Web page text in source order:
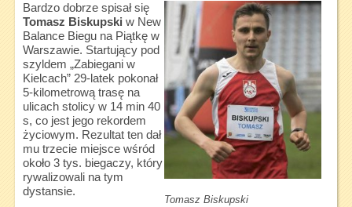
Tomasz Biskupski
Bardzo dobrze spisał się
Tomasz Biskupski w New
Balance Biegu na Piątkę w
Warszawie. Startujący pod
szyldem „Zabiegani w
Kielcach” 29-latek pokonał
5-kilometrową trasę na
ulicach stolicy w 14 min 40
s, co jest jego rekordem
życiowym. Rezultat ten dał
mu trzecie miejsce wśród
około 3 tys. biegaczy, który
rywalizowali na tym
dystansie.